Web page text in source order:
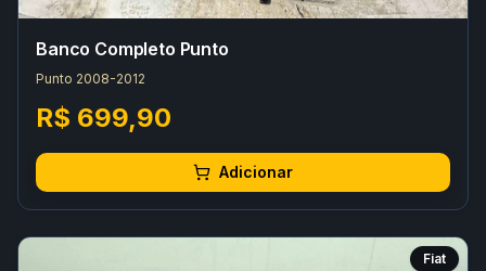
Banco Completo Punto
Punto 2008-2012
R$ 699,90
Adicionar
Fiat